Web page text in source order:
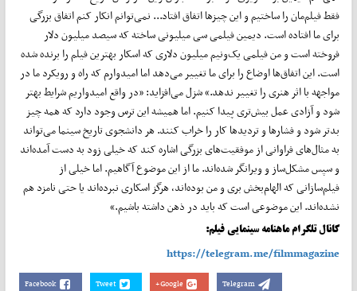
فقط فیلم‌مان را ساختیم و این چیزها اتفاق افتاد... نمی‌توانم انکار کنم اتفاق بزرگی
برای ما افتاده است. دیمین فیلمی سی میلیونی ساخته که سیصد میلیون دلار
فروخته است و من فیلمی یک‌ونیم میلیون دلاری که اسکار بهترین فیلم را برنده شده
است. این اتفاق‌ها اوضاع را برای ما تغییر می‌دهد اما امیدوارم که راه و رویکرد ما در
مواجهه با اثر هنری را تغییر ندهد.» شزل می‌افزاید: «در واقع امیدواریم شرایط بهتر
شود و آزادی عمل بیش‌تری پیدا کنیم. اما همیشه این ترس وجود دارد که همه چیز
بدتر شود و فشارها و تردیدها کار را خراب کنند. هر دانشجوی تاریخ سینما می‌تواند
به مثال‌های فراوانی از موفقیت‌های بزرگی اشاره کند که خیلی زود به دست آمده‌اند
و سپس مشکل‌ساز و ویرانگر شده‌اند. ما از این موضوع آگاهیم. اما خیلی از
فیلم‌سازانی که الهام‌بخش بری و من بوده‌اند، هرگز اسکاری نبرده‌اند یا حتی نامزد هم
نشده‌اند. این موضوعی است که باید در ذهن داشته باشیم.»
کانال تلگرام ماهنامه سینمایی فیلم:
https://telegram.me/filmmagazine
Facebook Tweet Google+ Telegram